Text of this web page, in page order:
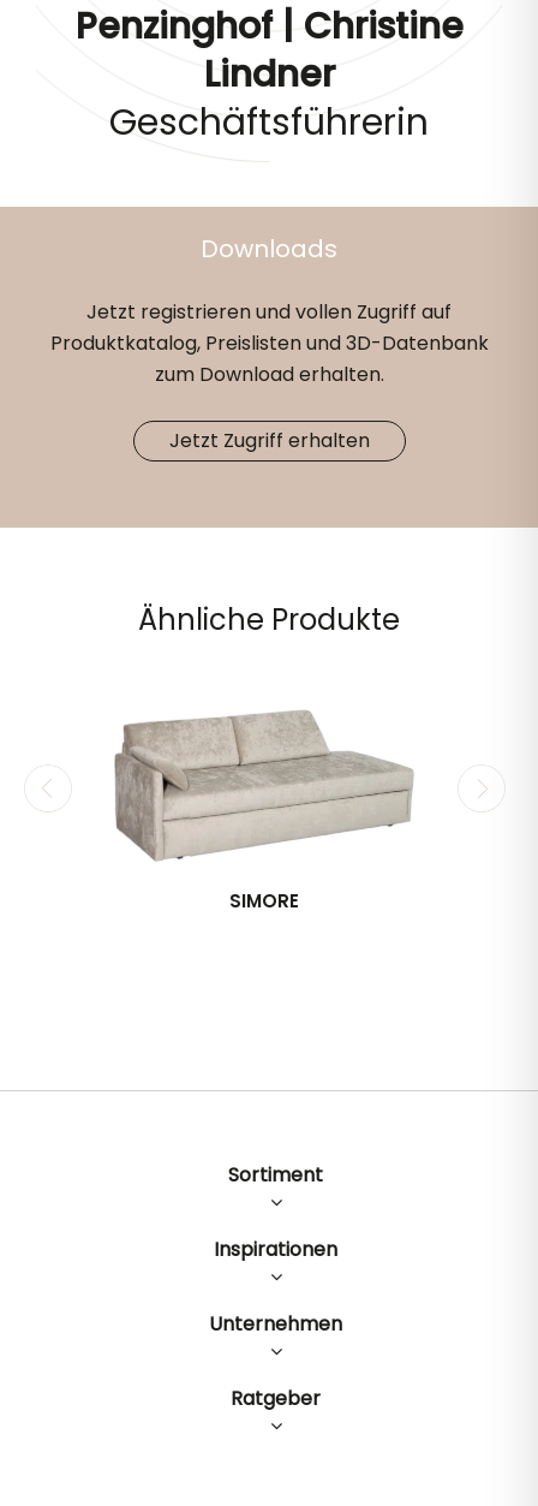
Penzinghof | Christine
Lindner
Geschäftsführerin
Downloads
Jetzt registrieren und vollen Zugriff auf
Produktkatalog, Preislisten und 3D-Datenbank
zum Download erhalten.
Jetzt Zugriff erhalten
Ähnliche Produkte
SIMORE
Sortiment
Inspirationen
Unternehmen
Ratgeber